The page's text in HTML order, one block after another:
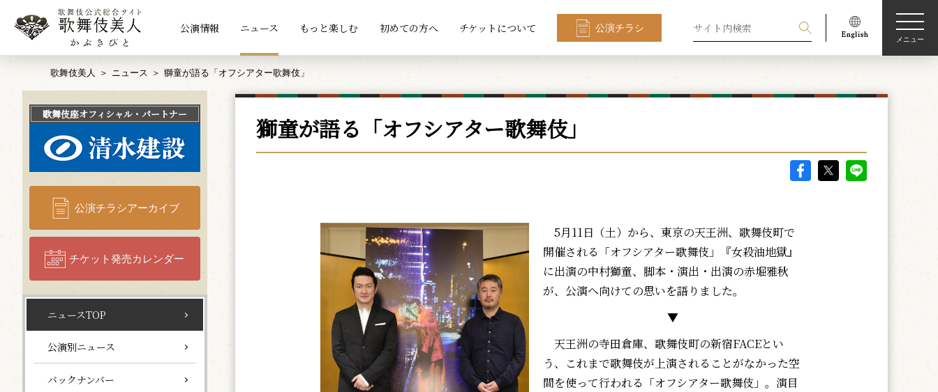
公演情報 ニュース もっと楽しむ 初めての方へ チケットについて 公演チラシ
メニュー
歌舞伎美人 ニュース 獅童が語る「オフシアター歌舞伎」
獅童が語る「オフシアター歌舞伎」
5月11日（土）から、東京の天王洲、歌舞伎町で
開催される「オフシアター歌舞伎」『女殺油地獄』
に出演の中村獅童、脚本・演出・出演の赤堀雅秋
が、公演へ向けての思いを語りました。
▼
天王洲の寺田倉庫、歌舞伎町の新宿FACEとい
う、これまで歌舞伎が上演されることがなかった空
間を使って行われる「オフシアター歌舞伎」。演目
歌舞伎座オフィシャル・パートナー
公演チラシアーカイブ
チケット発売カレンダー
ニュースTOP
公演別ニュース
バックナンバー